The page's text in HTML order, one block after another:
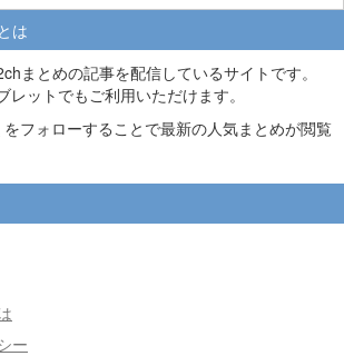
は
まとめの記事を配信しているサイトです。
レットでもご利用いただけます。
をフォローすることで最新の人気まとめが閲覧
ー